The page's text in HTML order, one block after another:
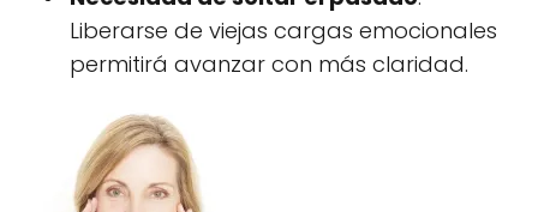
Liberarse de viejas cargas emocionales
permitirá avanzar con más claridad.